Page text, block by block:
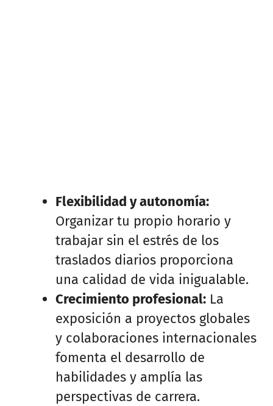
Flexibilidad y autonomía:
Organizar tu propio horario y
trabajar sin el estrés de los
traslados diarios proporciona
una calidad de vida inigualable.
Crecimiento profesional: La
exposición a proyectos globales
y colaboraciones internacionales
fomenta el desarrollo de
habilidades y amplía las
perspectivas de carrera.